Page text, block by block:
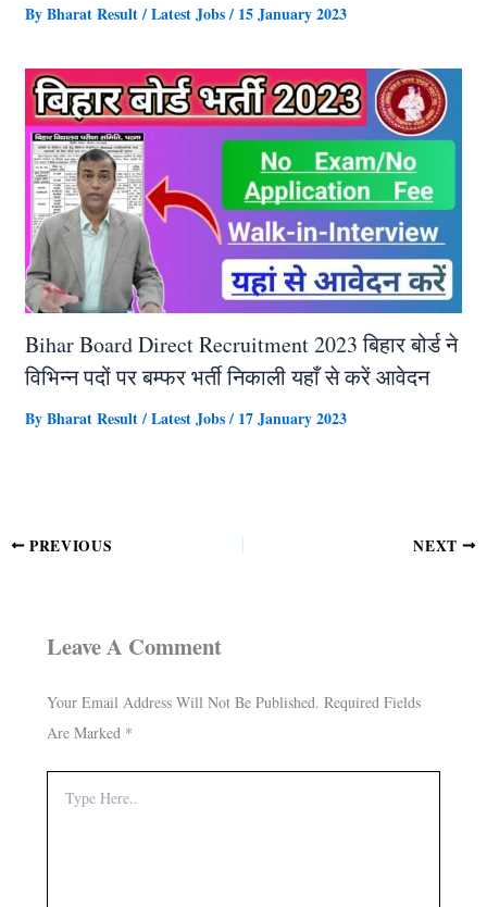
ByBharat Result/Latest Jobs/ 15 January 2023
Bihar Board Direct Recruitment 2023 बिहार बोर्ड ने
विभिन्न पदों पर बम्फर भर्ती निकाली यहाँ से करें आवेदन
ByBharat Result/Latest Jobs/ 17 January 2023
PREVIOUS NEXT
Leave A Comment
Your Email Address Will Not Be Published. Required Fields
Are Marked *
Here..